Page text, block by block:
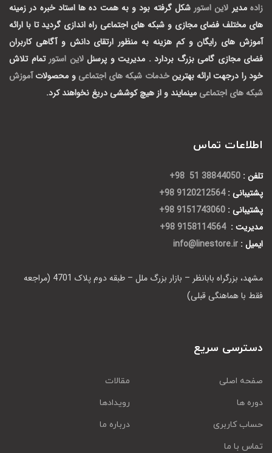
زاده مدیر لاین استورشکل گرفته بود و به همت ده ها استاد خبره در زمینه
های مختلف فضای مجازی و شبکه های اجتماعی راه اندازی گردید تا با ارائه
آموزش های رایگان و کم هزینه به منظور ارتقای دانش و آگاهی کاربران
فضای مجازی گامی بزرگ بردارد . مدیریت و پرسنللاین استورتمام تلاش
خود را درجهت ارائه بهترینخدمات شبکه های اجتماعی و محصولات آموزش
شبکه های اجتماعی مینمایند و از هیچ کوششی دریغ نخواهند کرد.
اطلاعات تماس
تلفن : 38844050 51 98+
پشتیبانی : 9120212564 98+
پشتیبانی : 9151743060 98+
مدیریت : 9158114564 98+
ایمیل : info@linestore.ir
مشهد، بزرگراه بابانظر – بازار بزرگ ملل – طبقه دوم پلاک 4701 (مراجعه
فقط با هماهنگی قبلی)
دسترسی سریع
صفحه اصلی
مقالات
دوره ها
رویدادها
حساب کاربری
درباره ما
تماس با ما